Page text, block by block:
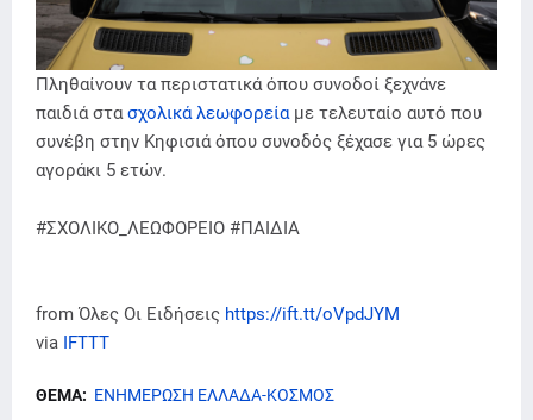
Πληθαίνουν τα περιστατικά όπου συνοδοί ξεχνάνε
παιδιά στασχολικά λεωφορεία με τελευταίο αυτό που
συνέβη στην Κηφισιά όπου συνοδός ξέχασε για 5 ώρες
αγοράκι 5 ετών.
#ΣΧΟΛΙΚΟ_ΛΕΩΦΟΡΕΙΟ #ΠΑΙΔΙΑ
from Όλες Οι Ειδήσεις https://ift.tt/oVpdJYM
via IFTTT
ΘΕΜΑ: ΕΝΗΜΕΡΩΣΗ ΕΛΛΑΔΑ-ΚΟΣΜΟΣ